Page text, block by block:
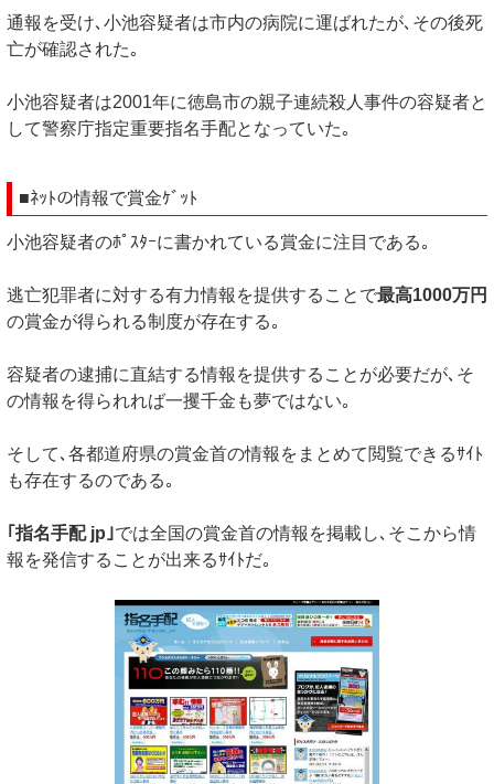
通報を受け､小池容疑者は市内の病院に運ばれたが､その後死
亡が確認された｡
小池容疑者は2001年に徳島市の親子連続殺人事件の容疑者と
して警察庁指定重要指名手配となっていた｡
■ﾈｯﾄの情報で賞金ｹﾞｯﾄ
小池容疑者のﾎﾟｽﾀｰに書かれている賞金に注目である｡
逃亡犯罪者に対する有力情報を提供することで最高1000万円
の賞金が得られる制度が存在する｡
容疑者の逮捕に直結する情報を提供することが必要だが､そ
の情報を得られれば一攫千金も夢ではない｡
そして､各都道府県の賞金首の情報をまとめて閲覧できるｻｲﾄ
も存在するのである｡
｢指名手配 jp｣では全国の賞金首の情報を掲載し､そこから情
報を発信することが出来るｻｲﾄだ｡